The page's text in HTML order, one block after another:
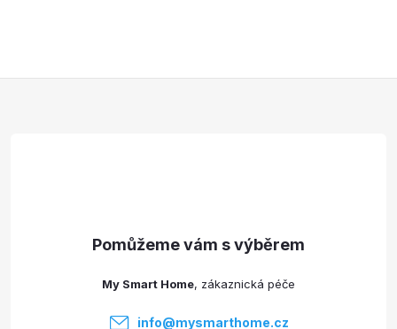
My Smart Home
info@mysmarthome.cz